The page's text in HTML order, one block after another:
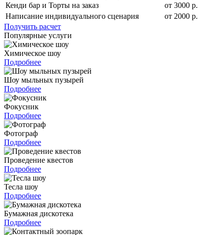
Кенди бар и Торты на заказ
от 3000 р.
Написание индивидуального сценария
от 2000 р.
Получить расчет
Популярные услуги
Химическое шоу
Подробнее
Шоу мыльных пузырей
Подробнее
Фокусник
Подробнее
Фотограф
Подробнее
Проведение квестов
Подробнее
Тесла шоу
Подробнее
Бумажная дискотека
Подробнее